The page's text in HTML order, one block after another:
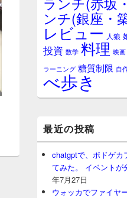
ンチ(銀座・
レビュー 人狼
投資 数学 料理 映画
ラーニング 糖質制限 自
べ歩き
最近の投稿
chatgptで、ボドゲカ
てみた。 イベントが
年7月27日
ウォッカでファイヤ